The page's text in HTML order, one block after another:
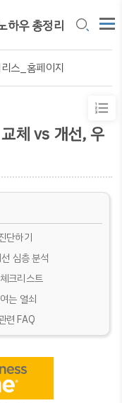
하우 총정리
스_홈페이지
체 vs 개선, 우
단하기
심층 분석
크리스트
는 열쇠
련 FAQ